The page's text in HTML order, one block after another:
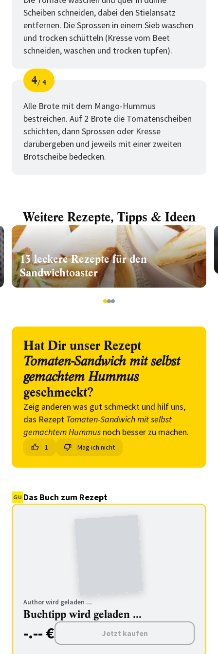
Scheiben schneiden, dabei den Stielansatz
entfernen. Die Sprossen in einem Sieb waschen
und trocken schütteln (Kresse vom Beet
schneiden, waschen und trocken tupfen).
Schritt
4
von
4
Alle Brote mit dem Mango-Hummus
bestreichen. Auf 2 Brote die Tomatenscheiben
schichten, dann Sprossen oder Kresse
darübergeben und jeweils mit einer zweiten
Brotscheibe bedecken.
Weitere Rezepte, Tipps & Ideen
13 leckere Rezepte für den
Sandwichtoaster
123
Hat Dir unser Rezept
Tomaten-Sandwich mit selbst
gemachtem Hummus
geschmeckt?
Zeig anderen was gut schmeckt und hilf uns,
das Rezept Tomaten-Sandwich mit selbst
gemachtem Hummus noch besser zu machen.
1 Mag ich nicht
Das Buch zum Rezept
Author wird geladen ...
Buchtipp wird geladen ...
-.-- € Jetzt kaufen